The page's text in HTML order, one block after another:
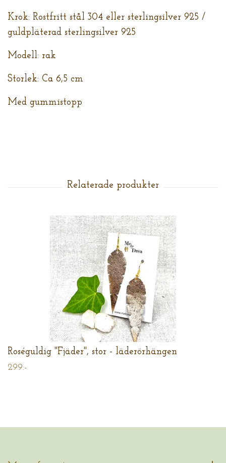
Krok: Rostfritt stål 304 eller sterlingsilver 925 /
guldpläterad sterlingsilver 925
Modell: rak
Storlek: Ca 6,5 cm
Med gummistopp
Roséguldig "Fjäder", stor - läderörhängen
299:-